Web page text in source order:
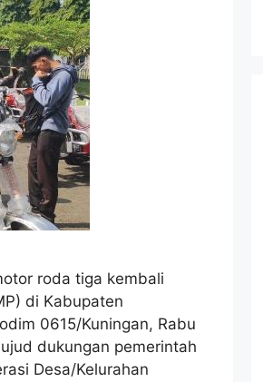
roda tiga kembali
di Kabupaten
0615/Kuningan, Rabu
dukungan pemerintah
Desa/Kelurahan